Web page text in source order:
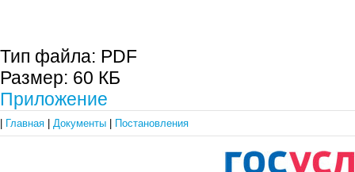
Тип файла: PDF
Размер: 60 КБ
Приложение
Главная Документы Постановления